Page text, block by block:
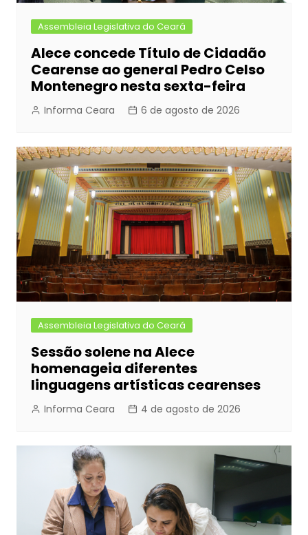
Assembleia Legislativa do Ceará
Alece concede Título de Cidadão
Cearense ao general Pedro Celso
Montenegro nesta sexta-feira
Informa Ceara 6 de agosto de 2026
Assembleia Legislativa do Ceará
Sessão solene na Alece
homenageia diferentes
linguagens artísticas cearenses
Informa Ceara 4 de agosto de 2026